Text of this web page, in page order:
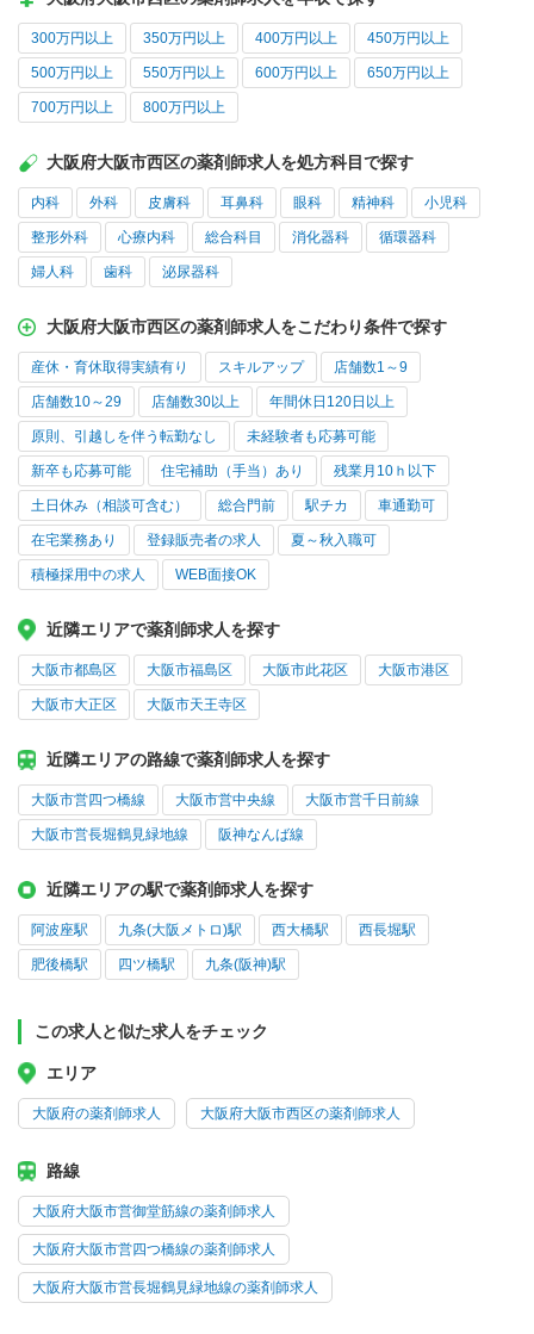
300万円以上 350万円以上 400万円以上 450万円以上
500万円以上 550万円以上 600万円以上 650万円以上
700万円以上 800万円以上
大阪府大阪市西区の薬剤師求人を処方科目で探す
内科 外科 皮膚科 耳鼻科 眼科 精神科 小児科
整形外科 心療内科 総合科目 消化器科 循環器科
婦人科 歯科 泌尿器科
大阪府大阪市西区の薬剤師求人をこだわり条件で探す
産休・育休取得実績有り スキルアップ 店舗数1～9
店舗数10～29 店舗数30以上 年間休日120日以上
原則、引越しを伴う転勤なし 未経験者も応募可能
新卒も応募可能 住宅補助（手当）あり 残業月10ｈ以下
土日休み（相談可含む） 総合門前 駅チカ 車通勤可
在宅業務あり 登録販売者の求人 夏～秋入職可
積極採用中の求人 WEB面接OK
近隣エリアで薬剤師求人を探す
大阪市都島区 大阪市福島区 大阪市此花区 大阪市港区
大阪市大正区 大阪市天王寺区
近隣エリアの路線で薬剤師求人を探す
大阪市営四つ橋線 大阪市営中央線 大阪市営千日前線
大阪市営長堀鶴見緑地線 阪神なんば線
近隣エリアの駅で薬剤師求人を探す
阿波座駅 九条(大阪メトロ)駅 西大橋駅 西長堀駅
肥後橋駅 四ツ橋駅 九条(阪神)駅
この求人と似た求人をチェック
エリア
大阪府の薬剤師求人 大阪府大阪市西区の薬剤師求人
路線
大阪府大阪市営御堂筋線の薬剤師求人
大阪府大阪市営四つ橋線の薬剤師求人
大阪府大阪市営長堀鶴見緑地線の薬剤師求人